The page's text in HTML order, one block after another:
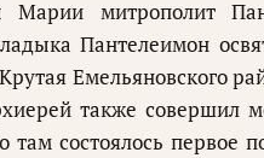
митрополит
Пантелеимон
Емельяновского
также совершил
там состоялось первое